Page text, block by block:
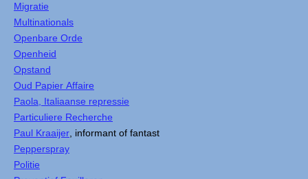
Migratie
Multinationals
Openbare Orde
Openheid
Opstand
Oud Papier Affaire
Paola, Italiaanse repressie
Particuliere Recherche
Paul Kraaijer , informant of fantast
Pepperspray
Politie